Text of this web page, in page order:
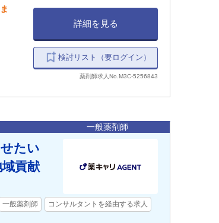
詳細を見る
検討リスト（要ログイン）
薬剤師求人No.M3C-5256843
一般薬剤師
たい
貢献
一般薬剤師 コンサルタントを経由する求人